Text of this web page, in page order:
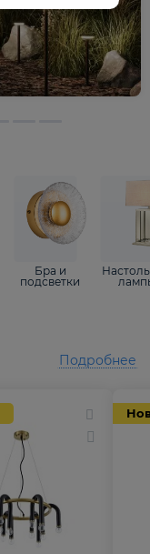
Бра и
подсветки
Подробнее